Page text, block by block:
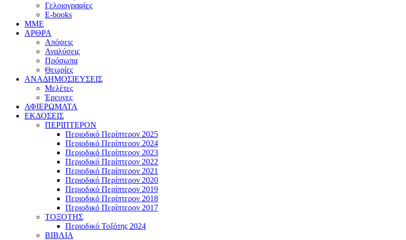
Γελοιογραφίες
E-books
MME
ΑΡΘΡΑ
Απόψεις
Αναλύσεις
Πρόσωπα
Θεωρίες
ΑΝΑΔΗΜΟΣΙΕΥΣΕΙΣ
Μελέτες
Έρευνες
ΑΦΙΕΡΩΜΑΤΑ
ΕΚΔΟΣΕΙΣ
ΠΕΡΙΠΤΕΡΟΝ
Περιοδικό Περίπτερον 2025
Περιοδικό Περίπτερον 2024
Περιοδικό Περίπτερον 2023
Περιοδικό Περίπτερον 2022
Περιοδικό Περίπτερον 2021
Περιοδικό Περίπτερον 2020
Περιοδικό Περίπτερον 2019
Περιοδικό Περίπτερον 2018
Περιοδικό Περίπτερον 2017
ΤΟΞΟΤΗΣ
Περιοδικό Τοξότης 2024
ΒΙΒΛΙΑ